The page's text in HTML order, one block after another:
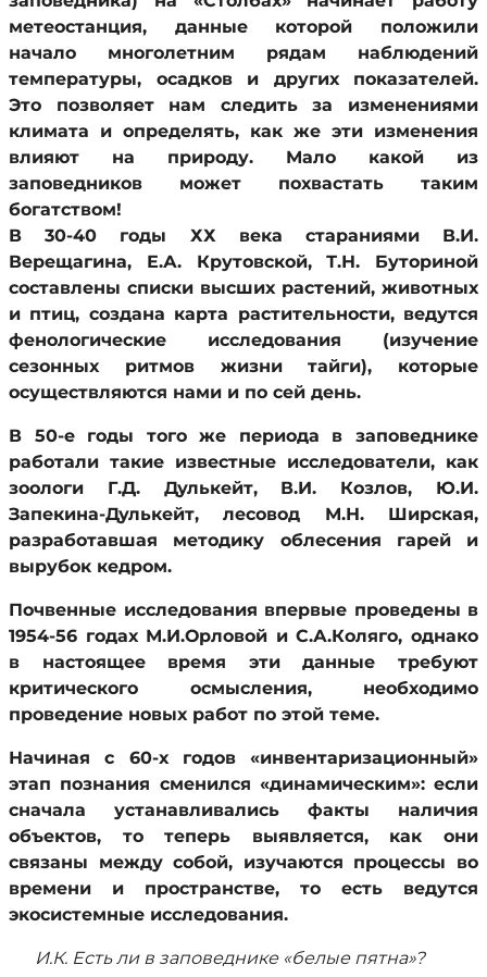
метеостанция, данные которой положили
начало многолетним рядам наблюдений
температуры, осадков и других показателей.
Это позволяет нам следить за изменениями
климата и определять, как же эти изменения
влияют на природу. Мало какой из
заповедников может похвастать таким
богатством!
В 30-40 годы ХХ века стараниями В.И.
Верещагина, Е.А. Крутовской, Т.Н. Буториной
составлены списки высших растений, животных
и птиц, создана карта растительности, ведутся
фенологические исследования (изучение
сезонных ритмов жизни тайги), которые
осуществляются нами и по сей день.
В 50-е годы того же периода в заповеднике
работали такие известные исследователи, как
зоологи Г.Д. Дулькейт, В.И. Козлов, Ю.И.
Запекина-Дулькейт, лесовод М.Н. Ширская,
разработавшая методику облесения гарей и
вырубок кедром.
Почвенные исследования впервые проведены в
1954-56 годах М.И.Орловой и С.А.Коляго, однако
в настоящее время эти данные требуют
критического осмысления, необходимо
проведение новых работ по этой теме.
Начиная с 60-х годов «инвентаризационный»
этап познания сменился «динамическим»: если
сначала устанавливались факты наличия
объектов, то теперь выявляется, как они
связаны между собой, изучаются процессы во
времени и пространстве, то есть ведутся
экосистемные исследования.
И.К. Есть ли в заповеднике «белые пятна»?